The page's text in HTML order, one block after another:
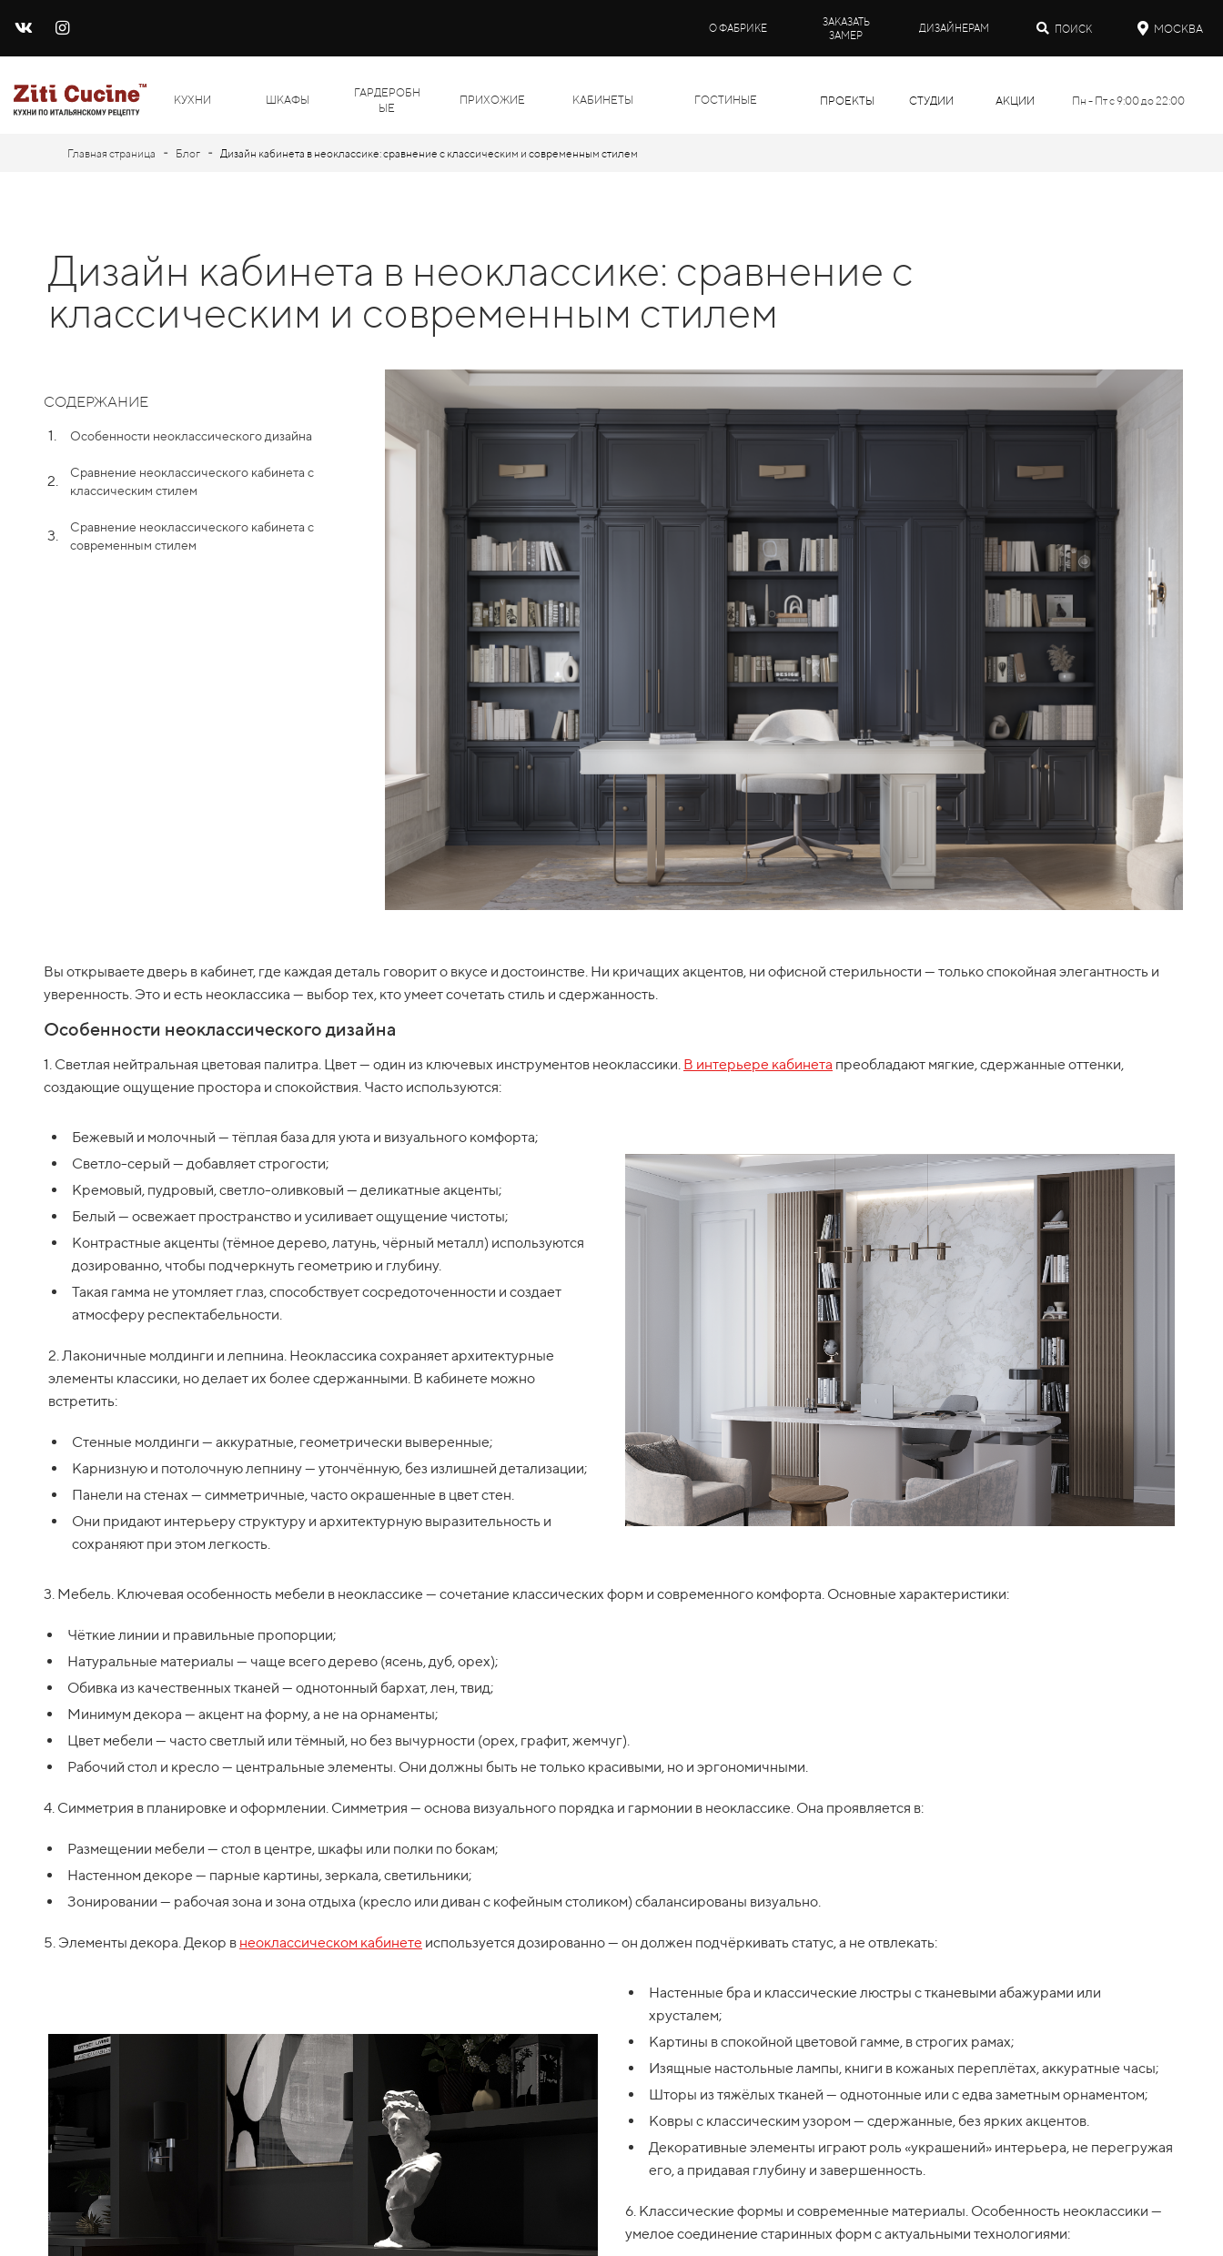
О ФАБРИКЕ
ЗАКАЗАТЬ
ЗАМЕР
ДИЗАЙНЕРАМ ПОИСК МОСКВА
КУХНИ ШКАФЫ
ГАРДЕРОБН
ЫЕ
ПРИХОЖИЕ КАБИНЕТЫ ГОСТИНЫЕ ПРОЕКТЫ СТУДИИ АКЦИИ Пн - Пт с 9:00 до 22:00
Главная страница - Блог - Дизайн кабинета в неоклассике: сравнение с классическим и современным стилем
Дизайн кабинета в неоклассике: сравнение с
классическим и современным стилем
СОДЕРЖАНИЕ
1.
Особенности неоклассического дизайна
2.
Сравнение неоклассического кабинета с
классическим стилем
3.
Сравнение неоклассического кабинета с
современным стилем
Вы открываете дверь в кабинет, где каждая деталь говорит о вкусе и достоинстве. Ни кричащих акцентов, ни офисной стерильности — только спокойная элегантность и
уверенность. Это и есть неоклассика — выбор тех, кто умеет сочетать стиль и сдержанность.
Особенности неоклассического дизайна
1. Светлая нейтральная цветовая палитра. Цвет — один из ключевых инструментов неоклассики. В интерьере кабинета преобладают мягкие, сдержанные оттенки,
создающие ощущение простора и спокойствия. Часто используются:
Бежевый и молочный — тёплая база для уюта и визуального комфорта;
Светло-серый — добавляет строгости;
Кремовый, пудровый, светло-оливковый — деликатные акценты;
Белый — освежает пространство и усиливает ощущение чистоты;
Контрастные акценты (тёмное дерево, латунь, чёрный металл) используются
дозированно, чтобы подчеркнуть геометрию и глубину.
Такая гамма не утомляет глаз, способствует сосредоточенности и создает
атмосферу респектабельности.
2. Лаконичные молдинги и лепнина. Неоклассика сохраняет архитектурные
элементы классики, но делает их более сдержанными. В кабинете можно
встретить:
Стенные молдинги — аккуратные, геометрически выверенные;
Карнизную и потолочную лепнину — утончённую, без излишней детализации;
Панели на стенах — симметричные, часто окрашенные в цвет стен.
Они придают интерьеру структуру и архитектурную выразительность и
сохраняют при этом легкость.
3. Мебель. Ключевая особенность мебели в неоклассике — сочетание классических форм и современного комфорта. Основные характеристики:
Чёткие линии и правильные пропорции;
Натуральные материалы — чаще всего дерево (ясень, дуб, орех);
Обивка из качественных тканей — однотонный бархат, лен, твид;
Минимум декора — акцент на форму, а не на орнаменты;
Цвет мебели — часто светлый или тёмный, но без вычурности (орех, графит, жемчуг).
Рабочий стол и кресло — центральные элементы. Они должны быть не только красивыми, но и эргономичными.
4. Симметрия в планировке и оформлении. Симметрия — основа визуального порядка и гармонии в неоклассике. Она проявляется в:
Размещении мебели — стол в центре, шкафы или полки по бокам;
Настенном декоре — парные картины, зеркала, светильники;
Зонировании — рабочая зона и зона отдыха (кресло или диван с кофейным столиком) сбалансированы визуально.
5. Элементы декора. Декор в неоклассическом кабинете используется дозированно — он должен подчёркивать статус, а не отвлекать:
Настенные бра и классические люстры с тканевыми абажурами или
хрусталем;
Картины в спокойной цветовой гамме, в строгих рамах;
Изящные настольные лампы, книги в кожаных переплётах, аккуратные часы;
Шторы из тяжёлых тканей — однотонные или с едва заметным орнаментом;
Ковры с классическим узором — сдержанные, без ярких акцентов.
Декоративные элементы играют роль «украшений» интерьера, не перегружая
его, а придавая глубину и завершенность.
6. Классические формы и современные материалы. Особенность неоклассики —
умелое соединение старинных форм с актуальными технологиями: